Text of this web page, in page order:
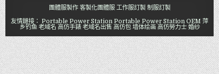
團體服製作 客製化團體服 工作服訂製 制服訂製
友情鏈接： Portable Power Station Portable Power Station OEM 萍
乡钓鱼 老域名 高仿手錶 老域名出售 高仿包 墙体绘画 高仿勞力士 婚纱